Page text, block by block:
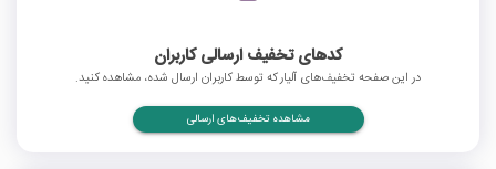
کدهای تخفیف ارسالی کاربران
در این صفحه تخفیف‌های آلیار که توسط کاربران ارسال شده، مشاهده کنید.
مشاهده تخفیف‌های ارسالی